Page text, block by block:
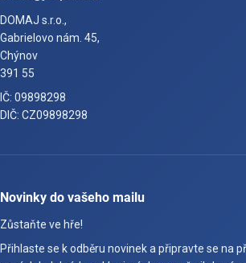
DOMAJ s.r.o.,
Gabrielovo nám. 45,
Chýnov
391 55
IČ: 09898298
DIČ: CZ09898298
Novinky do vašeho mailu
Zůstaňte ve hře!
Přihlaste se k odběru novinek a připravte se na